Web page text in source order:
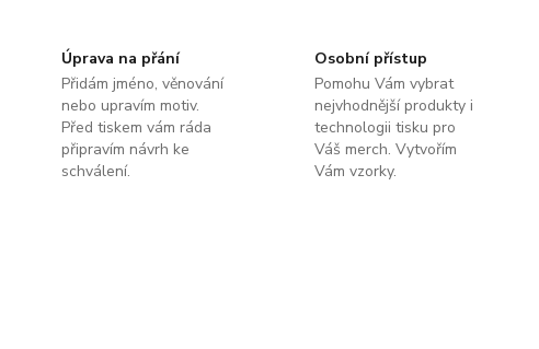
Úprava na přání
Přidám jméno, věnování
nebo upravím motiv.
Před tiskem vám ráda
připravím návrh ke
schválení.
Osobní přístup
Pomohu Vám vybrat
nejvhodnější produkty i
technologii tisku pro
Váš merch. Vytvořím
Vám vzorky.